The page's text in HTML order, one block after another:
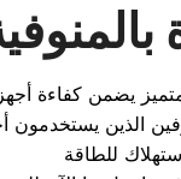
يضمن كفاءة
الذين